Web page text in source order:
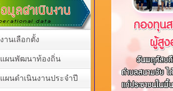
งานเลือกตั้ง
แผนพัฒนาท้องถิ่น
แผนดำเนินงานประจำปี